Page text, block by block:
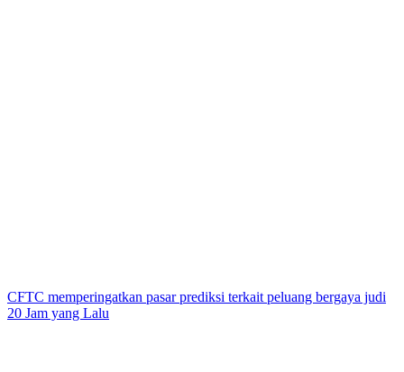
CFTC memperingatkan pasar prediksi terkait peluang bergaya judi
20 Jam yang Lalu